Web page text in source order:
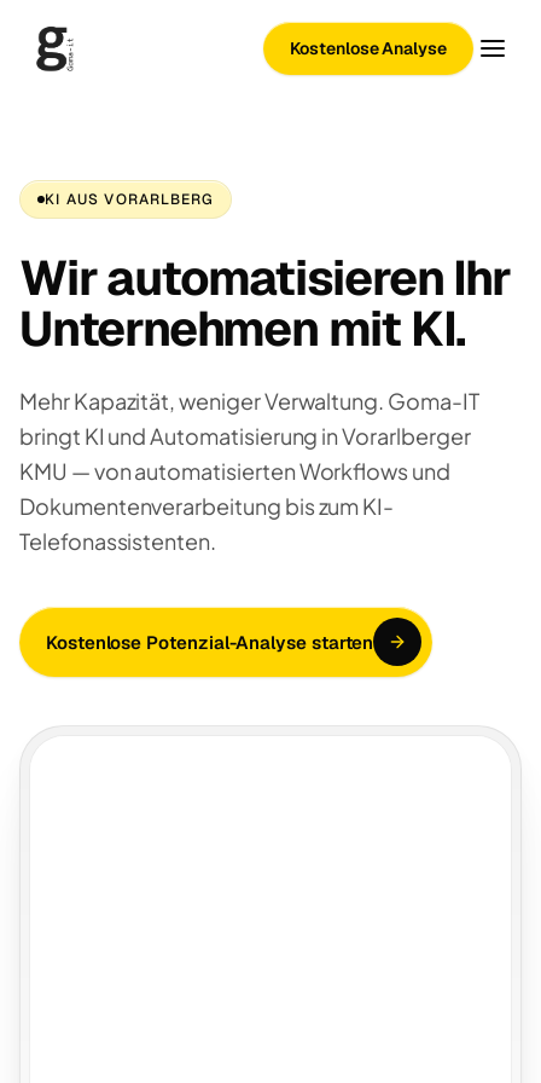
Kostenlose Analyse
KI AUS VORARLBERG
Wir automatisieren Ihr
Unternehmen mit KI.
Mehr Kapazität, weniger Verwaltung. Goma-IT
bringt KI und Automatisierung in Vorarlberger
KMU — von automatisierten Workflows und
Dokumentenverarbeitung bis zum KI-
Telefonassistenten.
Kostenlose Potenzial-Analyse starten